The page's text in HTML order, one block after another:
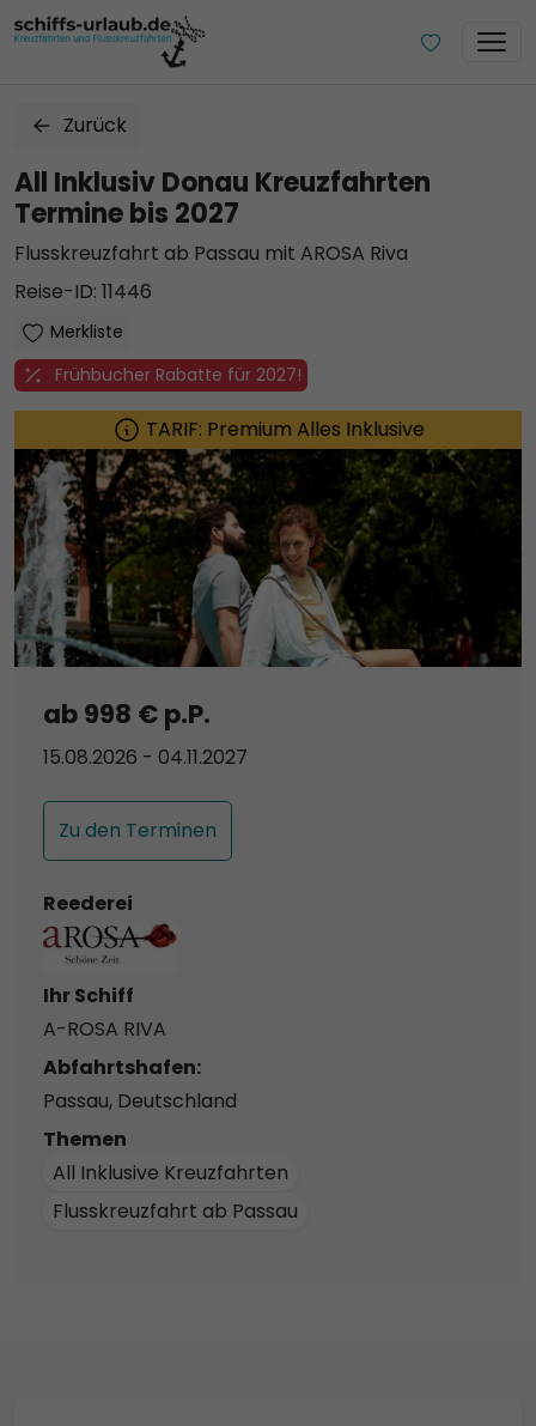
Zurück
All Inklusiv Donau Kreuzfahrten
Termine bis 2027
Flusskreuzfahrt ab Passau mit AROSA Riva
Reise-ID: 11446
Merkliste
Frühbucher Rabatte für 2027!
TARIF: Premium Alles Inklusive
ab 998 € p.P.
15.08.2026 - 04.11.2027
Zu den Terminen
Reederei
Ihr Schiff
A-ROSA RIVA
Abfahrtshafen:
Passau, Deutschland
Themen
All Inklusive Kreuzfahrten
Flusskreuzfahrt ab Passau